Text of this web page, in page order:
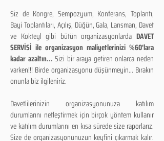
Siz de Kongre, Sempozyum, Konferans, Toplantı,
Bayi Toplantıları, Açılış, Düğün, Gala, Lansman, Davet
ve Kokteyl gibi bütün organizasyonlarda DAVET
SERVİSİ ile organizasyon maliyetlerinizi %60'lara
kadar azaltın...Sizi bir araya getiren onlarca neden
varken!!! Birde organizasyonu düşünmeyin... Bırakın
onunla biz ilgileniriz.
Davetlilerinizin organizasyonunuza katılım
durumlarını netleştirmek için birçok yöntem kullanır
ve katılım durumlarını en kısa sürede size raporlarız.
Size de organizasyonunuzun keyfini çıkarmak kalır.